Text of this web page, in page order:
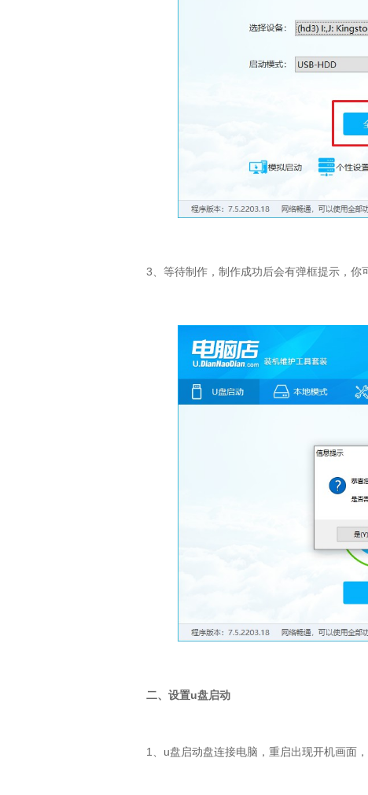
3 、等待制作，制作成功后会有弹框提示，你
二、设置u盘启动
1 u盘启动盘连接电脑，重启出现开机画面